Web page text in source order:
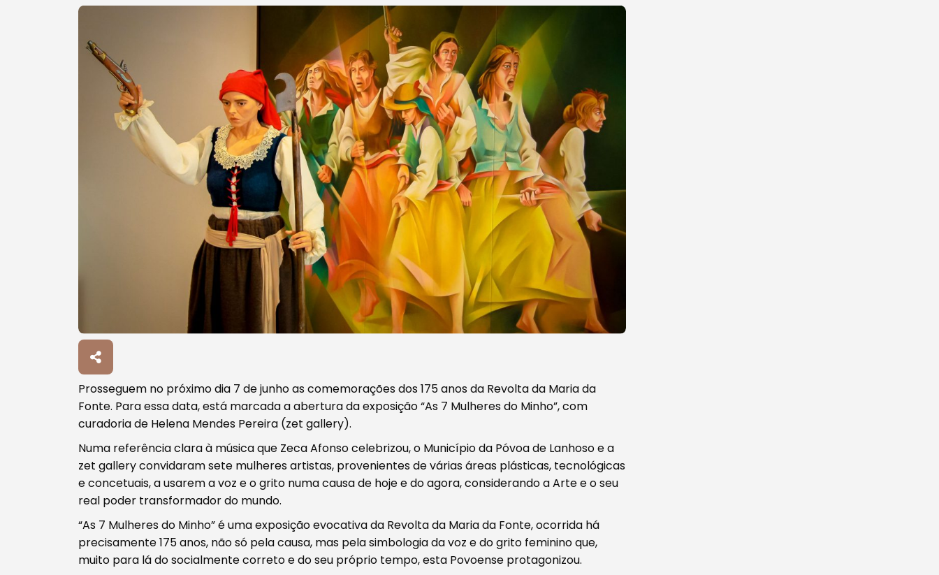
Tipo de conteúdo
Filtros
Prosseguem no próximo dia 7 de junho as comemorações dos 175 anos da Revolta da Maria da
Fonte. Para essa data, está marcada a abertura da exposição “As 7 Mulheres do Minho”, com
curadoria de Helena Mendes Pereira (zet gallery).
Numa referência clara à música que Zeca Afonso celebrizou, o Município da Póvoa de Lanhoso e a
zet gallery convidaram sete mulheres artistas, provenientes de várias áreas plásticas, tecnológicas
e concetuais, a usarem a voz e o grito numa causa de hoje e do agora, considerando a Arte e o seu
real poder transformador do mundo.
“As 7 Mulheres do Minho” é uma exposição evocativa da Revolta da Maria da Fonte, ocorrida há
precisamente 175 anos, não só pela causa, mas pela simbologia da voz e do grito feminino que,
muito para lá do socialmente correto e do seu próprio tempo, esta Povoense protagonizou.